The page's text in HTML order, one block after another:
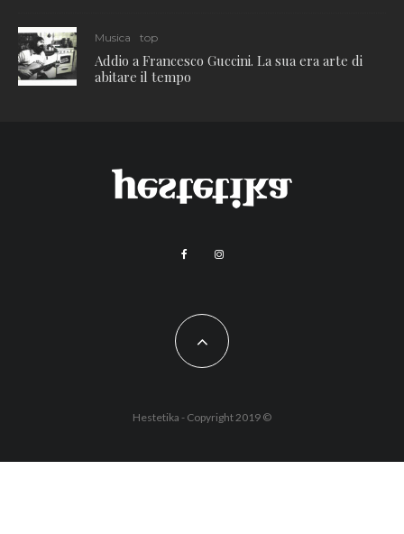
Musica top
Addio a Francesco Guccini. La sua era arte di
abitare il tempo
Hestetika - Copyright 2019 ©